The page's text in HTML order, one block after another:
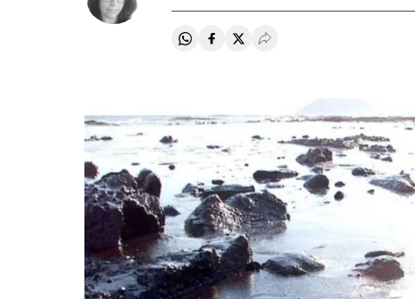
Compartir en Whatsapp
Compartir en Facebook
Compartir en Twitter
Desplegar Redes Sociales